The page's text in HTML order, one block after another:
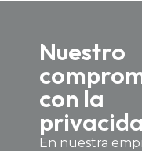
Nuestro
con la
En nuestra